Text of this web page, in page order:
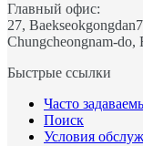
Главный офис:
27,
Chungcheongnam-do,
Быстрые ссылки
Часто
Поиск
Условия